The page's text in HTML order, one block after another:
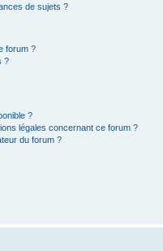
de sujets ?
forum ?
?
?
légales concernant ce forum ?
du forum ?